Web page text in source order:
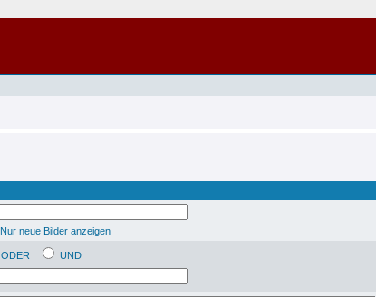
Nur neue Bilder anzeigen
ODER
UND